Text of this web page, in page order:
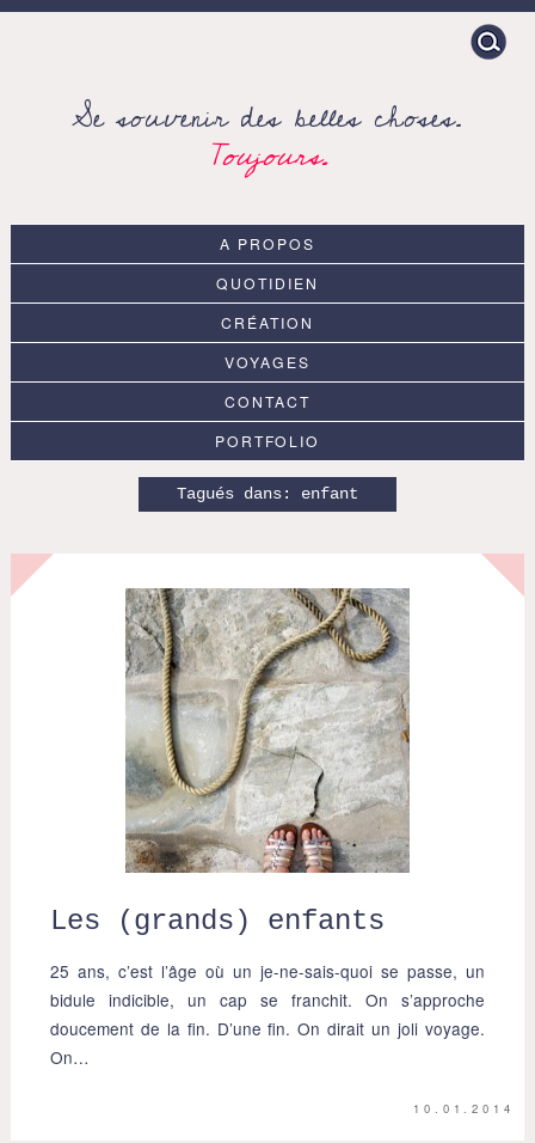
Search
for:
Se souvenir des belles choses.
Toujours.
A PROPOS
QUOTIDIEN
CRÉATION
VOYAGES
CONTACT
PORTFOLIO
Tagués dans: enfant
Les (grands) enfants
25 ans, c’est l’âge où un je-ne-sais-quoi se passe, un
bidule indicible, un cap se franchit. On s’approche
doucement de la fin. D’une fin. On dirait un joli voyage.
On…
10.01.2014